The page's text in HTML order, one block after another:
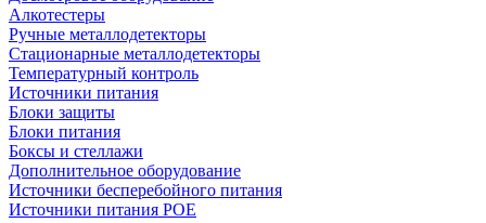
Алкотестеры
Ручные металлодетекторы
Стационарные металлодетекторы
Температурный контроль
Источники питания
Блоки защиты
Блоки питания
Боксы и стеллажи
Дополнительное оборудование
Источники бесперебойного питания
Источники питания POE